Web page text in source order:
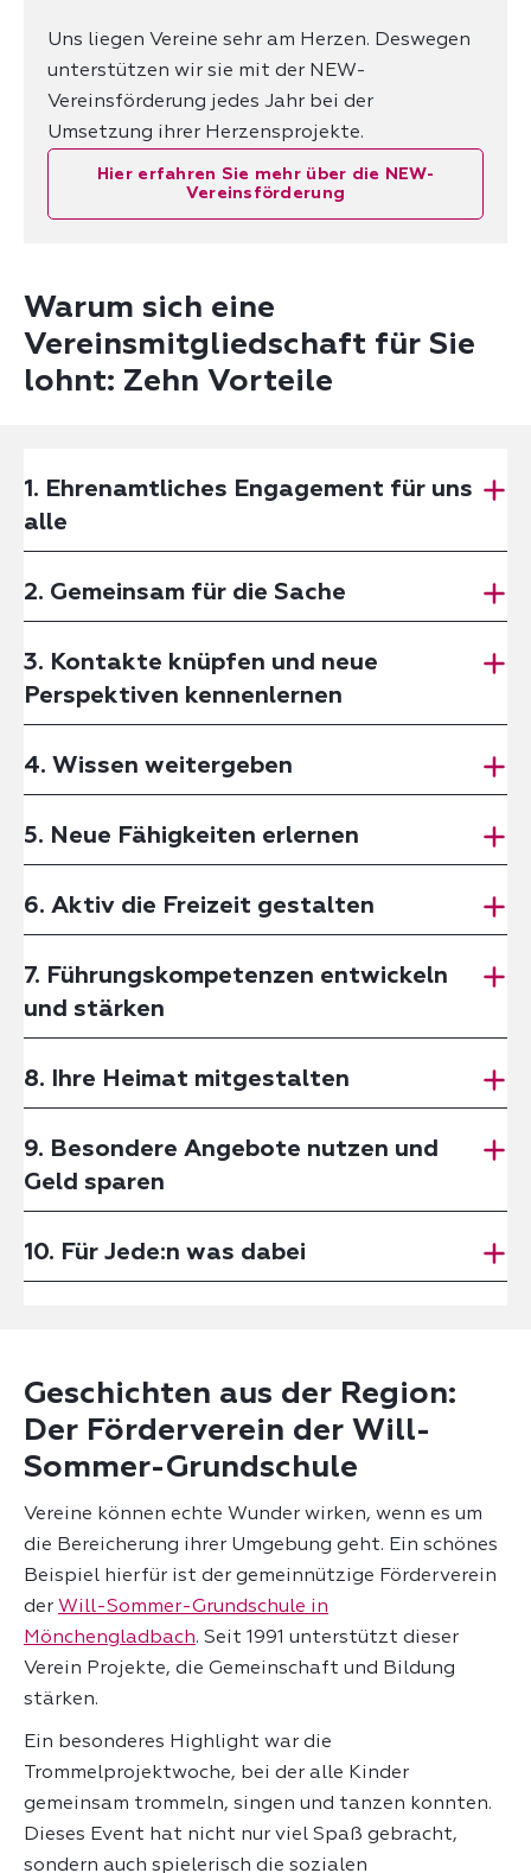
Uns liegen Vereine sehr am Herzen. Deswegen
unterstützen wir sie mit der NEW-
Vereinsförderung jedes Jahr bei der
Umsetzung ihrer Herzensprojekte.
Hier erfahren Sie mehr über die NEW-
Vereinsförderung
Warum sich eine
Vereinsmitgliedschaft für Sie
lohnt: Zehn Vorteile
1. Ehrenamtliches Engagement für uns
alle
2. Gemeinsam für die Sache
3. Kontakte knüpfen und neue
Perspektiven kennenlernen
4. Wissen weitergeben
5. Neue Fähigkeiten erlernen
6. Aktiv die Freizeit gestalten
7. Führungskompetenzen entwickeln
und stärken
8. Ihre Heimat mitgestalten
9. Besondere Angebote nutzen und
Geld sparen
10. Für Jede:n was dabei
Geschichten aus der Region:
Der Förderverein der Will-
Sommer-Grundschule
Vereine können echte Wunder wirken, wenn es um
die Bereicherung ihrer Umgebung geht. Ein schönes
Beispiel hierfür ist der gemeinnützige Förderverein
der Will-Sommer-Grundschule in
Mönchengladbach. Seit 1991 unterstützt dieser
Verein Projekte, die Gemeinschaft und Bildung
stärken.
Ein besonderes Highlight war die
Trommelprojektwoche, bei der alle Kinder
gemeinsam trommeln, singen und tanzen konnten.
Dieses Event hat nicht nur viel Spaß gebracht,
sondern auch spielerisch die sozialen